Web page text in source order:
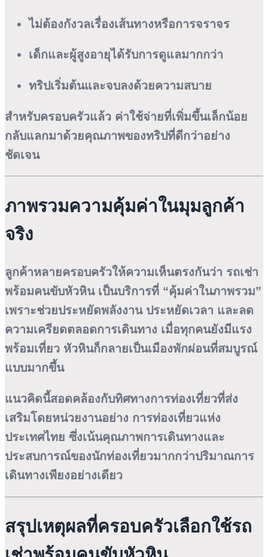
ไม่ต้องกังวลเรื่องเส้นทางหรือการจราจร
เด็กและผู้สูงอายุได้รับการดูแลมากกว่า
ทริปเริ่มต้นและจบลงด้วยความสบาย
สำหรับครอบครัวแล้ว ค่าใช้จ่ายที่เพิ่มขึ้นเล็กน้อย
กลับแลกมาด้วยคุณภาพของทริปที่ดีกว่าอย่าง
ชัดเจน
ภาพรวมความคุ้มค่าในมุมลูกค้า
จริง
ลูกค้าหลายครอบครัวให้ความเห็นตรงกันว่า รถเช่า
พร้อมคนขับหัวหิน เป็นบริการที่ “คุ้มค่าในภาพรวม”
เพราะช่วยประหยัดพลังงาน ประหยัดเวลา และลด
ความเครียดตลอดการเดินทาง เมื่อทุกคนยังมีแรง
พร้อมเที่ยว หัวหินก็กลายเป็นเมืองพักผ่อนที่สมบูรณ์
แบบมากขึ้น
แนวคิดนี้สอดคล้องกับทิศทางการท่องเที่ยวที่ส่ง
เสริมโดยหน่วยงานอย่าง การท่องเที่ยวแห่ง
ประเทศไทย ซึ่งเน้นคุณภาพการเดินทางและ
ประสบการณ์ของนักท่องเที่ยวมากกว่าปริมาณการ
เดินทางเพียงอย่างเดียว
สรุปเหตุผลที่ครอบครัวเลือกใช้รถ